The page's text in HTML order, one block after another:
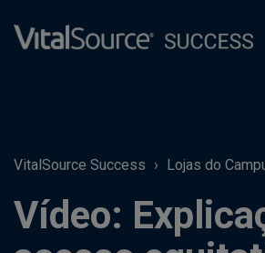
VitalSource Success Lojas do
Vídeo: